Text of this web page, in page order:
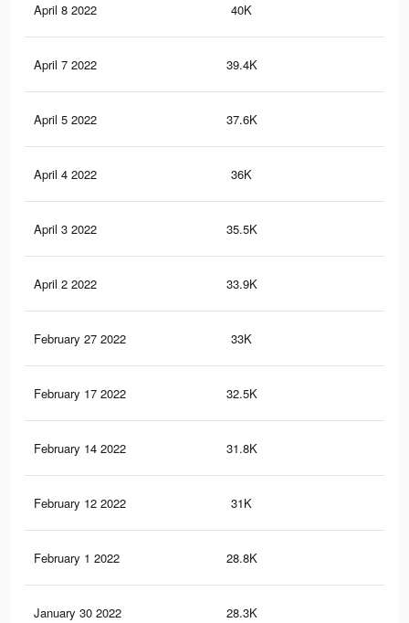
April 8 2022 40K
April 7 2022 39.4K
April 5 2022 37.6K
April 4 2022 36K
April 3 2022 35.5K
April 2 2022 33.9K
February 27 2022 33K
February 17 2022 32.5K
February 14 2022 31.8K
February 12 2022 31K
February 1 2022 28.8K
January 30 2022 28.3K